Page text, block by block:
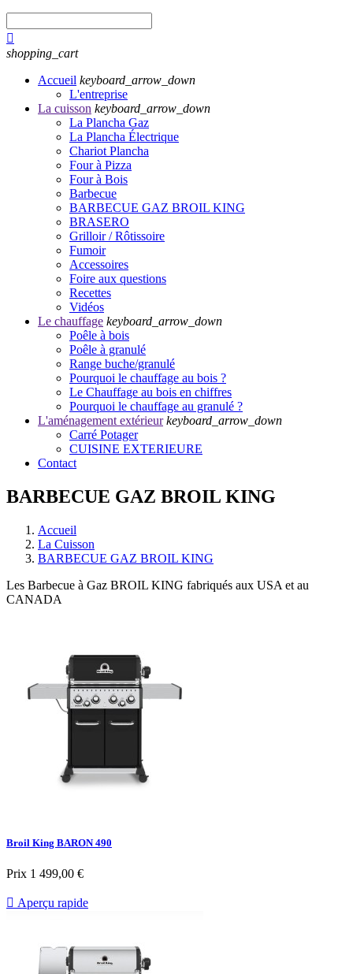

shopping_cart
Accueil keyboard_arrow_down
L'entreprise
La cuisson keyboard_arrow_down
La Plancha Gaz
La Plancha Électrique
Chariot Plancha
Four à Pizza
Four à Bois
Barbecue
BARBECUE GAZ BROIL KING
BRASERO
Grilloir / Rôtissoire
Fumoir
Accessoires
Foire aux questions
Recettes
Vidéos
Le chauffage keyboard_arrow_down
Poêle à bois
Poêle à granulé
Range buche/granulé
Pourquoi le chauffage au bois ?
Le Chauffage au bois en chiffres
Pourquoi le chauffage au granulé ?
L'aménagement extérieur keyboard_arrow_down
Carré Potager
CUISINE EXTERIEURE
Contact
BARBECUE GAZ BROIL KING
Accueil
La Cuisson
BARBECUE GAZ BROIL KING
Les Barbecue à Gaz BROIL KING fabriqués aux USA et au
CANADA
Broil King BARON 490
Prix 1 499,00 €
 Aperçu rapide